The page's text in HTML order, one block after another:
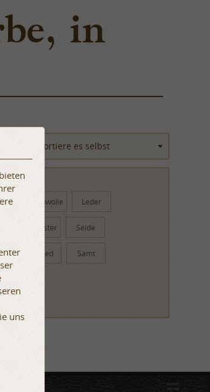
in
Sortiere es selbst
Baumwolle Leder
Polyester Seide
Tweed Samt
uns